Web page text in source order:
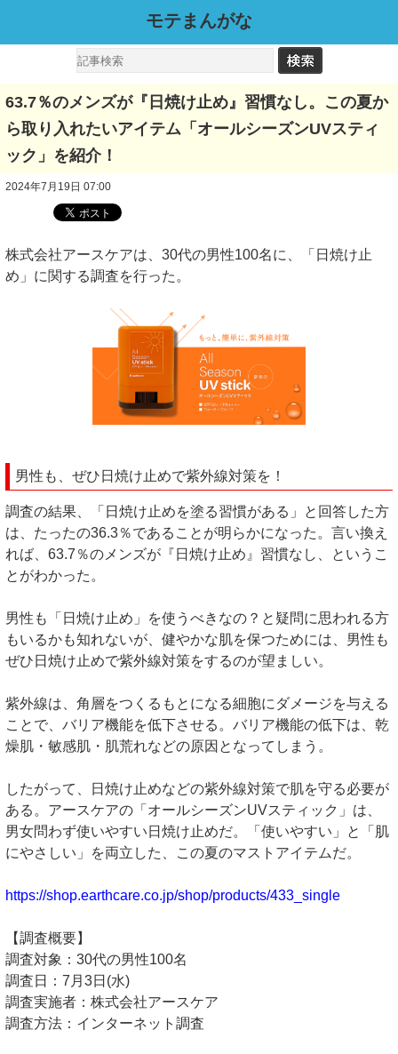
モテまんがな
63.7％のメンズが『日焼け止め』習慣なし。この夏か
ら取り入れたいアイテム「オールシーズンUVスティ
ック」を紹介！
2024年7月19日 07:00
株式会社アースケアは、30代の男性100名に、「日焼け止
め」に関する調査を行った。
男性も、ぜひ日焼け止めで紫外線対策を！
調査の結果、「日焼け止めを塗る習慣がある」と回答した方
は、たったの36.3％であることが明らかになった。言い換え
れば、63.7％のメンズが『日焼け止め』習慣なし、というこ
とがわかった。
男性も「日焼け止め」を使うべきなの？と疑問に思われる方
もいるかも知れないが、健やかな肌を保つためには、男性も
ぜひ日焼け止めで紫外線対策をするのが望ましい。
紫外線は、角層をつくるもとになる細胞にダメージを与える
ことで、バリア機能を低下させる。バリア機能の低下は、乾
燥肌・敏感肌・肌荒れなどの原因となってしまう。
したがって、日焼け止めなどの紫外線対策で肌を守る必要が
ある。アースケアの「オールシーズンUVスティック」は、
男女問わず使いやすい日焼け止めだ。「使いやすい」と「肌
にやさしい」を両立した、この夏のマストアイテムだ。
https://shop.earthcare.co.jp/shop/products/433_single
【調査概要】
調査対象：30代の男性100名
調査日：7月3日(水)
調査実施者：株式会社アースケア
調査方法：インターネット調査